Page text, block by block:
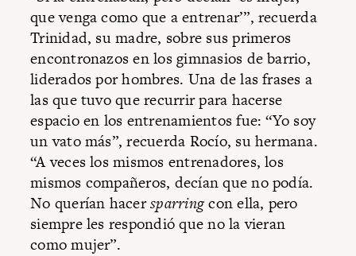
que venga como que a entrenar’”, recuerda
Trinidad, su madre, sobre sus primeros
encontronazos en los gimnasios de barrio,
liderados por hombres. Una de las frases a
las que tuvo que recurrir para hacerse
espacio en los entrenamientos fue: “Yo soy
un vato más”, recuerda Rocío, su hermana.
“A veces los mismos entrenadores, los
mismos compañeros, decían que no podía.
No querían hacersparringcon ella, pero
siempre les respondió que no la vieran
como mujer”.